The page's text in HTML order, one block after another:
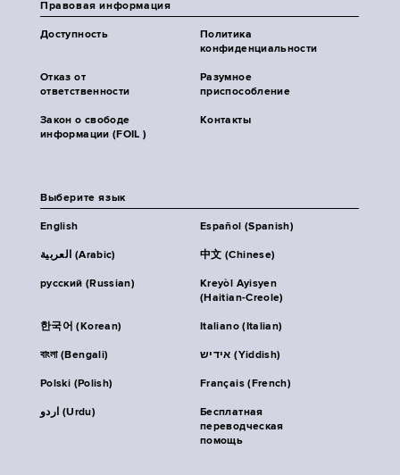
Правовая информация
Доступность
Политика
конфиденциальности
Отказ от
ответственности
Разумное
приспособление
Закон о свободе
информации (FOIL )
Контакты
Выберите язык
English Español (Spanish)
العربية (Arabic) 中文 (Chinese)
русский (Russian)
Kreyòl Ayisyen
(Haitian-Creole)
한국어 (Korean) Italiano (Italian)
বাংলা (Bengali) אידיש (Yiddish)
Polski (Polish) Français (French)
اردو (Urdu)
Бесплатная
переводческая
помощь